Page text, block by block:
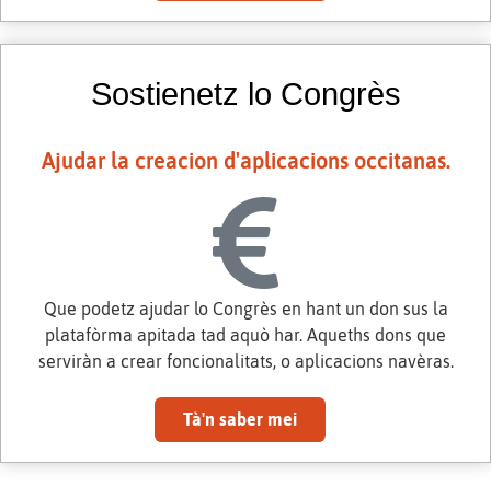
Sostienetz lo Congrès
Ajudar la creacion d'aplicacions occitanas.
Que podetz ajudar lo Congrès en hant un don sus la
platafòrma apitada tad aquò har. Aqueths dons que
serviràn a crear foncionalitats, o aplicacions navèras.
Tà'n saber mei